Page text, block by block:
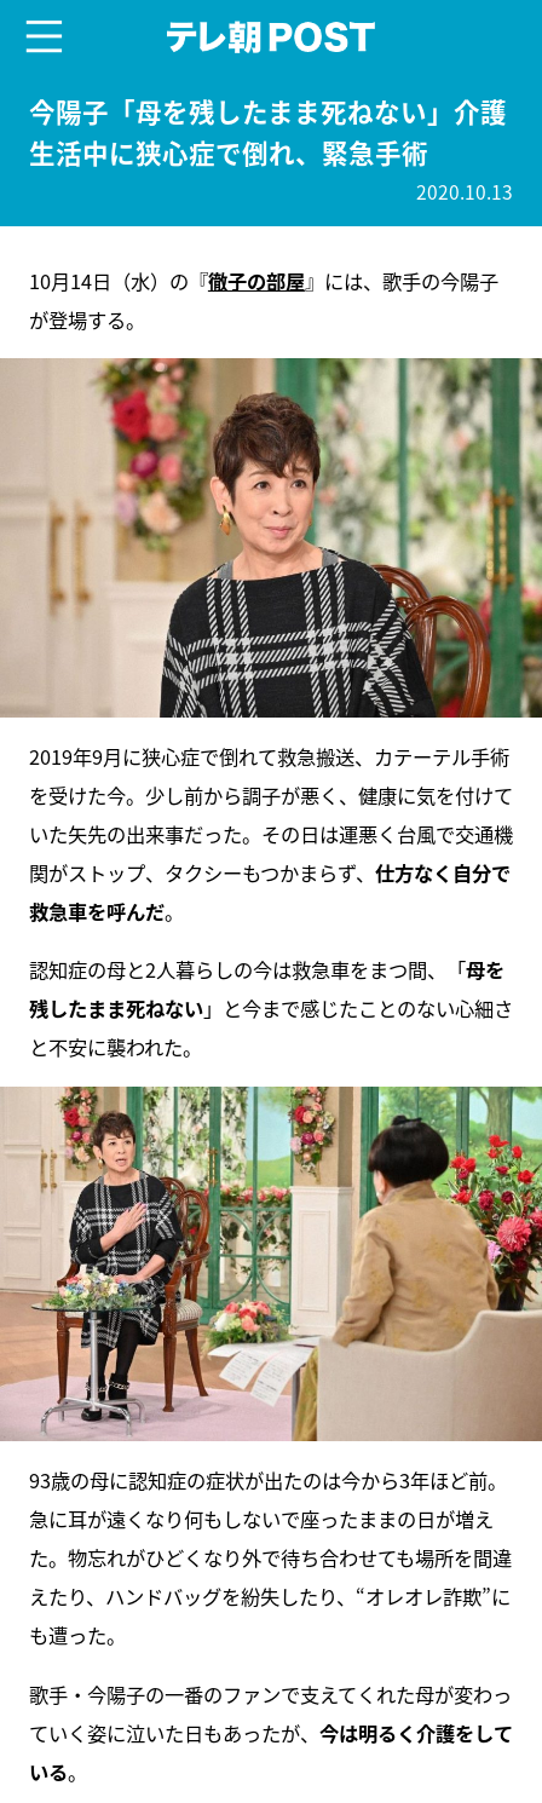
今陽子「母を残したまま死ねない」介護
生活中に狭心症で倒れ、緊急手術
2020.10.13
10月14日（水）の『徹子の部屋』には、歌手の今陽子
が登場する。
2019年9月に狭心症で倒れて救急搬送、カテーテル手術
を受けた今。少し前から調子が悪く、健康に気を付けて
いた矢先の出来事だった。その日は運悪く台風で交通機
関がストップ、タクシーもつかまらず、 仕方なく自分で
救急車を呼んだ。
認知症の母と2人暮らしの今は救急車をまつ間、「母を
残したまま死ねない」と今まで感じたことのない心細さ
と不安に襲われた。
93歳の母に認知症の症状が出たのは今から3年ほど前。
急に耳が遠くなり何もしないで座ったままの日が増え
た。物忘れがひどくなり外で待ち合わせても場所を間違
えたり、ハンドバッグを紛失したり、“オレオレ詐欺”に
も遭った。
歌手・今陽子の一番のファンで支えてくれた母が変わっ
ていく姿に泣いた日もあったが、 今は明るく介護をして
いる。